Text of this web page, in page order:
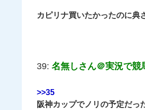
カピリナ買いたかったのに典
39: 名無しさん＠実況で競
>>35
阪神カップでノリの予定だっ